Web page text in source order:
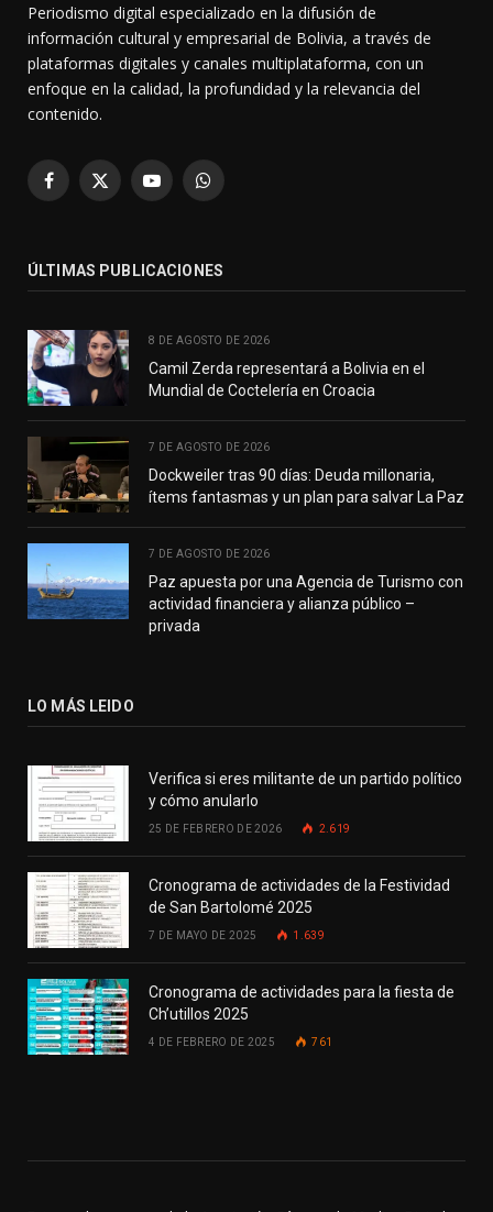
Periodismo digital especializado en la difusión de
información cultural y empresarial de Bolivia, a través de
plataformas digitales y canales multiplataforma, con un
enfoque en la calidad, la profundidad y la relevancia del
contenido.
Facebook
X
YouTubeWhatsApp
ÚLTIMAS PUBLICACIONES
8 DE AGOSTO DE 2026
Camil Zerda representará a Bolivia en el
Mundial de Coctelería en Croacia
7 DE AGOSTO DE 2026
Dockweiler tras 90 días: Deuda millonaria,
ítems fantasmas y un plan para salvar La Paz
7 DE AGOSTO DE 2026
Paz apuesta por una Agencia de Turismo con
actividad financiera y alianza público –
privada
LO MÁS LEIDO
Verifica si eres militante de un partido político
y cómo anularlo
25 DE FEBRERO DE 2026 2.619
Cronograma de actividades de la Festividad
de San Bartolomé 2025
7 DE MAYO DE 2025 1.639
Cronograma de actividades para la fiesta de
Ch’utillos 2025
4 DE FEBRERO DE 2025 761